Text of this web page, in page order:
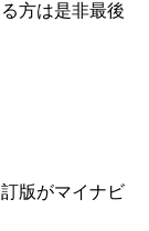
方は是非最後
版がマイナビ